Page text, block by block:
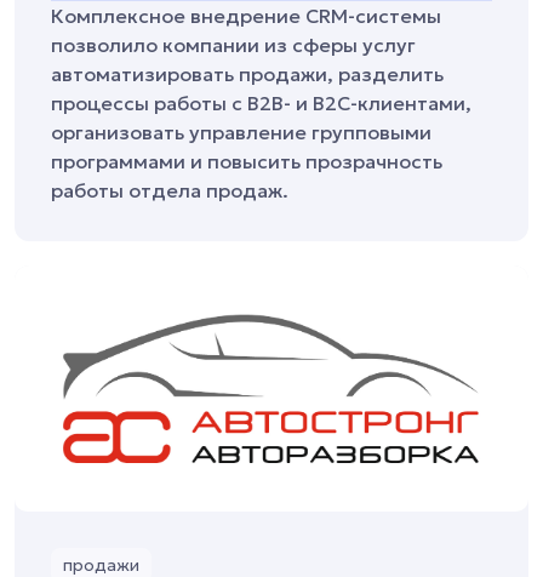
Комплексное внедрение CRM-системы
позволило компании из сферы услуг
автоматизировать продажи, разделить
процессы работы с B2B- и B2C-клиентами,
организовать управление групповыми
программами и повысить прозрачность
работы отдела продаж.
продажи